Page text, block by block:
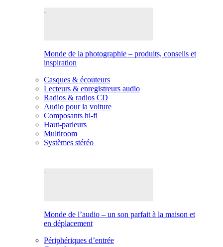
Monde de la photographie – produits, conseils et
inspiration
Casques & écouteurs
Lecteurs & enregistreurs audio
Radios & radios CD
Audio pour la voiture
Composants hi-fi
Haut-parleurs
Multiroom
Systèmes stéréo
Monde de l’audio – un son parfait à la maison et
en déplacement
Périphériques d’entrée